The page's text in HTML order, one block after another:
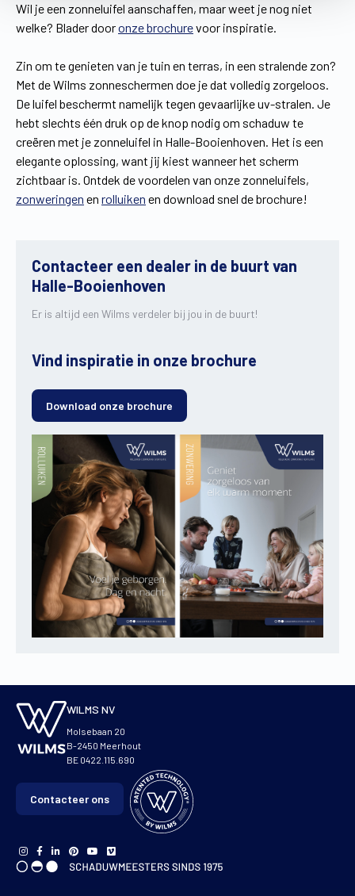
Wil je een zonneluifel aanschaffen, maar weet je nog niet
welke? Blader dooronze brochurevoor inspiratie.
Zin om te genieten van je tuin en terras, in een stralende zon?
Met de Wilms zonneschermen doe je dat volledig zorgeloos.
De luifel beschermt namelijk tegen gevaarlijke uv-stralen. Je
hebt slechts één druk op de knop nodig om schaduw te
creëren met je zonneluifel in Halle-Booienhoven. Het is een
elegante oplossing, want jij kiest wanneer het scherm
zichtbaar is. Ontdek de voordelen van onze zonneluifels,
zonweringen en rolluiken en download snel de brochure!
Contacteer een dealer in de buurt van
Halle-Booienhoven
Er is altijd een Wilms verdeler bij jou in de buurt!
Vind inspiratie in onze brochure
Download onze brochure
WILMS NV
Molsebaan 20
B-2450 Meerhout
BE 0422.115.690
Contacteer ons